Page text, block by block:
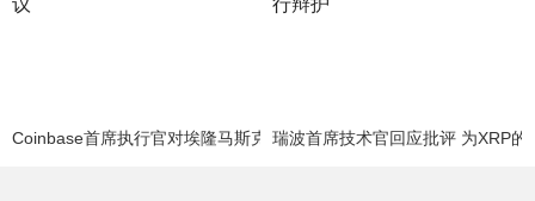
Coinbase首席执行官对埃隆马斯克的狗狗币提出有趣提议
瑞波首席技术官回应批评 为XRP